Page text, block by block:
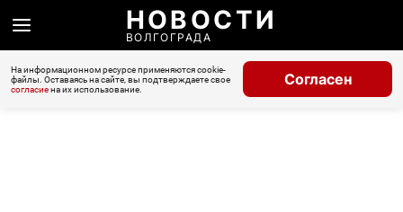
НОВОСТИ
ВОЛГОГРАДА
На информационном ресурсе применяются cookie-
файлы. Оставаясь на сайте, вы подтверждаете свое
согласиена их использование.
Согласен